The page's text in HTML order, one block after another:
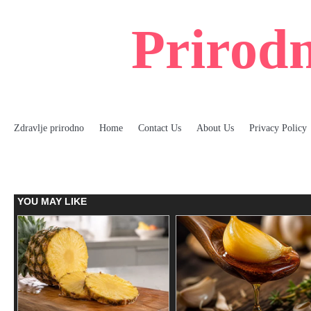
Zdravlje prirodno Home Contact Us About Us Privacy Policy